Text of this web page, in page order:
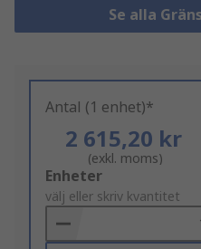
Se alla
Antal (1 enhet)*
2 615,20 kr
(exkl. moms)
Add
to
Basket
Enheter
välj eller skriv kvantitet